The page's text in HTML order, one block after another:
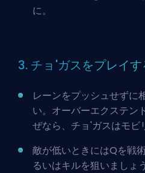
に。
3. チョ'ガスをプレイ
レーンをプッシュせずに
い。オーバーエクステン
ぜなら、チョ'ガスはモビ
敵が低いときにはQを戦
るいはキルを狙いましょう